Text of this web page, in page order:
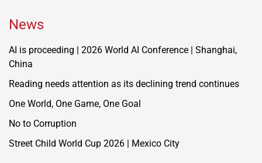
News
AI is proceeding | 2026 World AI Conference | Shanghai,
China
Reading needs attention as its declining trend continues
One World, One Game, One Goal
No to Corruption
Street Child World Cup 2026 | Mexico City